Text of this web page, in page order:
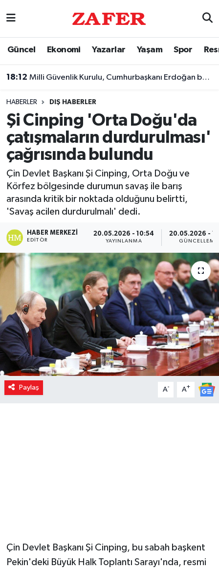
Güncel Ekonomi Yazarlar Yaşam Spor
18:12 Milli Güvenlik Kurulu, Cumhurbaşkanı Erdoğan başkanlığında toplandı
HABERLER DIŞ HABERLER
Şi Cinping 'Orta Doğu'da
çatışmaların durdurulması'
çağrısında bulundu
Çin Devlet Başkanı Şi Cinping, Orta Doğu ve
Körfez bölgesinde durumun savaş ile barış
arasında kritik bir noktada olduğunu belirtti,
'Savaş acilen durdurulmalı' dedi.
HABER MERKEZI
EDITÖR
20.05.2026 - 10:54
YAYINLANMA
20.05.2026 -
GÜNCELLEME
Paylaş A- A+
Çin Devlet Başkanı Şi Cinping, bu sabah başkent
Pekin'deki Büyük Halk Toplantı Sarayı'nda, resmi
Nöbetçi Eczaneler
Trafik Durumu
Süper Lig Puan Durumu ve Fikstür
Tüm Manşetler
Son Dakika Haberleri
Haber Arşivi